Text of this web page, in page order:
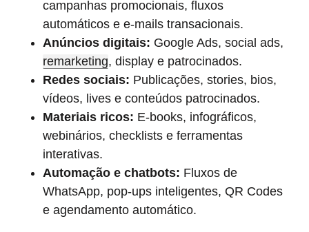
campanhas promocionais, fluxos
automáticos e e-mails transacionais.
Anúncios digitais: Google Ads, social ads,
remarketing, display e patrocinados.
Redes sociais: Publicações, stories, bios,
vídeos, lives e conteúdos patrocinados.
Materiais ricos: E-books, infográficos,
webinários, checklists e ferramentas
interativas.
Automação e chatbots: Fluxos de
WhatsApp, pop-ups inteligentes, QR Codes
e agendamento automático.